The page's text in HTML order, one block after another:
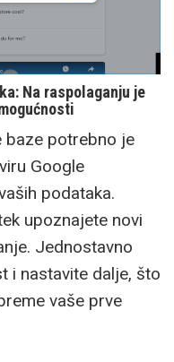
Na raspolaganju je
baze potrebno je
Google
podataka.
upoznajete novi
Jednostavno
i nastavite dalje, što
vaše prve